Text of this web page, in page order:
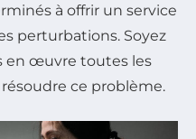
à offrir un service
perturbations. Soyez
en œuvre toutes les
ce problème.